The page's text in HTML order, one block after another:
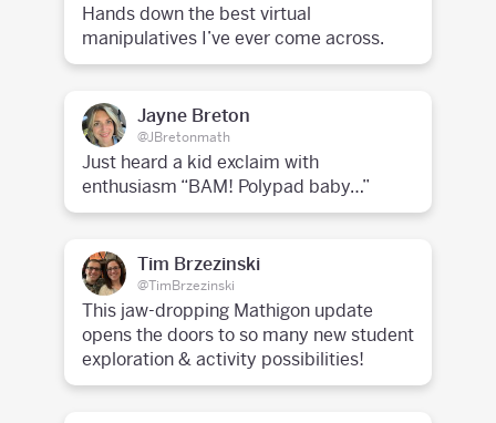
Hands down the best virtual
manipulatives I’ve ever come across.
Jayne Breton
@JBretonmath
Just heard a kid exclaim with
enthusiasm “BAM! Polypad baby…”
Tim Brzezinski
@TimBrzezinski
This jaw-dropping Mathigon update
opens the doors to so many new student
exploration & activity possibilities!